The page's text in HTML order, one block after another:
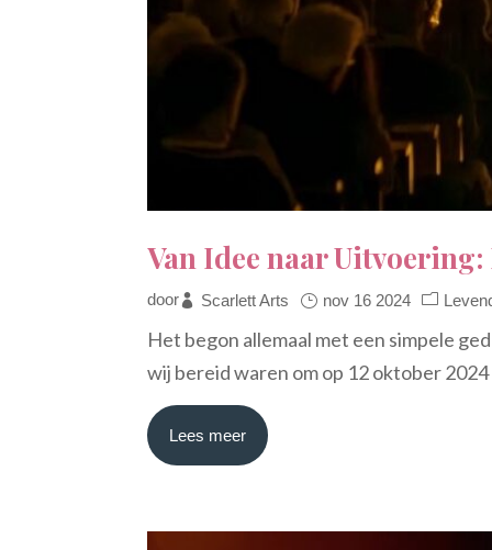
Van Idee naar
door Scarlett Arts nov 16 2024
Het begon allemaal met een simpele
wij bereid waren om op 12 oktober
Lees meer